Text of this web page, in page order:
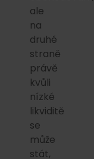
ale
na
druhé
straně
právě
kvůli
nízké
likviditě
se
může
stát,